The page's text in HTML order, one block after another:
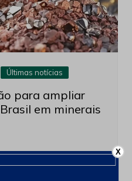
Últimas notícias
para ampliar
em minerais
X